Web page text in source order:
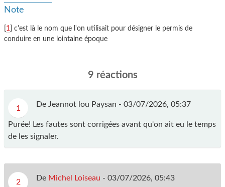
Note
1
] c'est là le nom que l'on utilisait pour désigner le permis de
conduire en une lointaine époque
9 réactions
1 De Jeannot lou Paysan - 03/07/2026, 05:37
Purée! Les fautes sont corrigées avant qu'on ait eu le temps
de les signaler.
2 De Michel Loiseau - 03/07/2026, 05:43